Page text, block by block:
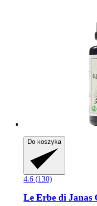
Do koszyka
4.6 (130)
Le Erbe di Janas